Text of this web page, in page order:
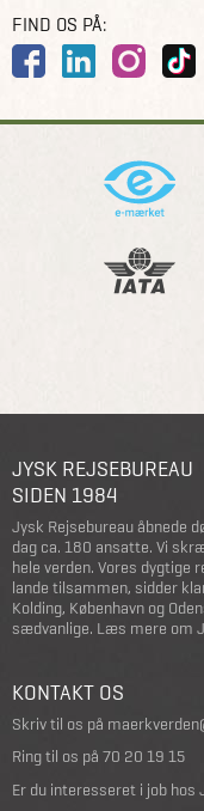
FIND OS PÅ:
JYSK REJSEBUREAU
SIDEN 1984
Jysk Rejsebureau åbnede
dag ca. 180 ansatte. Vi
hele verden. Vores dygtige
lande tilsammen, sidder
Kolding, København og
sædvanlige. Læs mere om
KONTAKT OS
Skriv til os på
Ring til os på 70 20 19 15
Er du interesseret i job hos